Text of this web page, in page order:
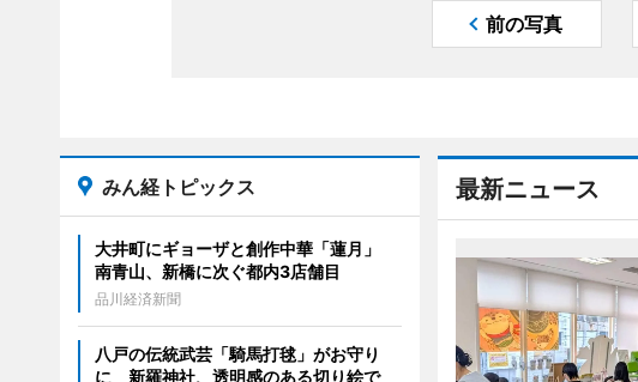
前の写真
最新ニュース
みん経トピックス
大井町にギョーザと創作中華「蓮月」
南青山、新橋に次ぐ都内3店舗目
品川経済新聞
八戸の伝統武芸「騎馬打毬」がお守り
に 新羅神社、透明感のある切り絵で